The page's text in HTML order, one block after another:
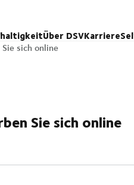
Über DSVKarriere
sich online
Sie sich online